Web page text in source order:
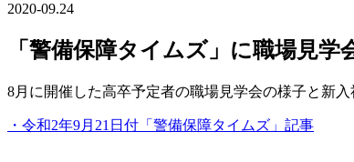
2020-09.24
「警備保障タイムズ」に職場見
8月に開催した高卒予定者の職場見学会の様子と新
・令和2年9月21日付「警備保障タイムズ」記事